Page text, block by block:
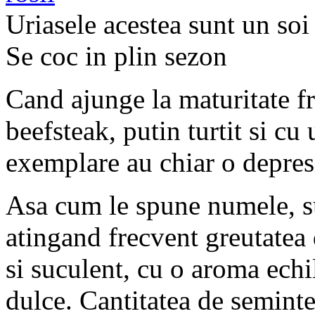
Uriasele acestea sunt un
Se coc in plin sezon
Cand ajunge la maturitate
beefsteak, putin turtit si cu
exemplare au chiar o
Asa cum le spune numele,
atingand frecvent
si suculent, cu o aroma
dulce. Cantitatea de